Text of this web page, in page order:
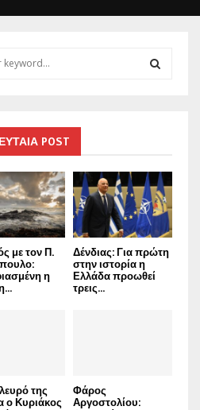
R
C
H
POST
με τον Π.
η
Δένδιας: Για πρώτη
στην ιστορία η
Ελλάδα προωθεί
τρεις...
της
ο Κυριάκος
Φάρος
Αργοστολίου: